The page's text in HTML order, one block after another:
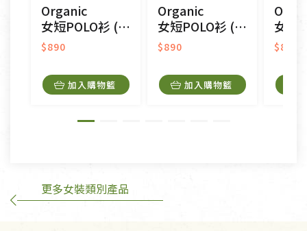
接受原片換新。
衣飾鞋類-如T恤，如於送達後水洗或污損者。
美容保養用品、內衣褲、襪子、口罩等私人消耗性產
內衣褲、襪子、口罩個人衛生用品除商品本身有瑕疵
外,依據《通訊交易解除權合理例外情事適用準
訂購手抄稿退貨需知：
Organic
女短POLO衫 (鳳梨涼感)(粉色)
$890
加入購物籃
Organic
女短POLO衫 (鳳梨涼感)(橘色)
$890
加入購物籃
女短POLO
$890
更多女裝類別產品